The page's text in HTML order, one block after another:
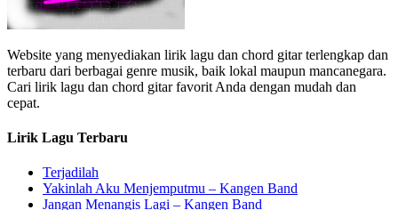
Website yang menyediakan lirik lagu dan chord gitar terlengkap dan
terbaru dari berbagai genre musik, baik lokal maupun mancanegara.
Cari lirik lagu dan chord gitar favorit Anda dengan mudah dan
cepat.
Lirik Lagu Terbaru
Terjadilah
Yakinlah Aku Menjemputmu – Kangen Band
Jangan Menangis Lagi – Kangen Band